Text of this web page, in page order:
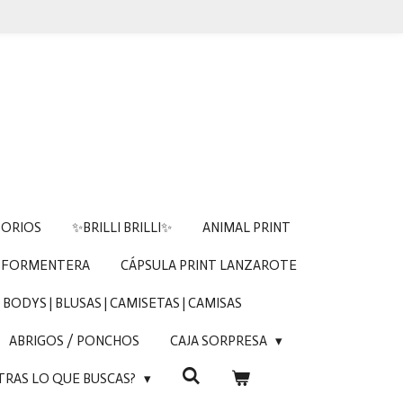
✨BRILLI BRILLI✨ ANIMAL PRINT
CÁPSULA PRINT LANZAROTE
BODYS | BLUSAS | CAMISETAS | CAMISAS
ABRIGOS / PONCHOS CAJA SORPRESA
LO QUE BUSCAS?